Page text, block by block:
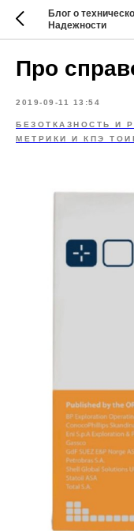
Блог о
Надежности
Про
2019-09-11 13:54
БЕЗОТКАЗНОСТЬ И
МЕТРИКИ И КПЭ